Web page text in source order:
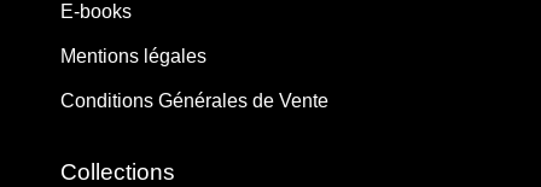
E-books
Mentions légales
Conditions Générales de Vente
Collections